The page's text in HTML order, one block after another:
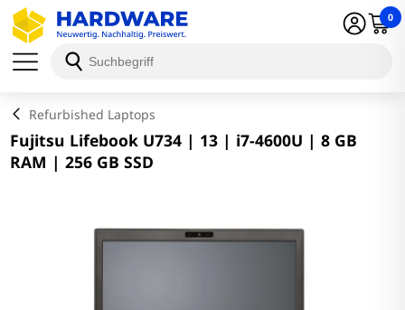
0
Refurbished Laptops
Fujitsu Lifebook U734 | 13 | i7-4600U | 8 GB
RAM | 256 GB SSD
Schließen